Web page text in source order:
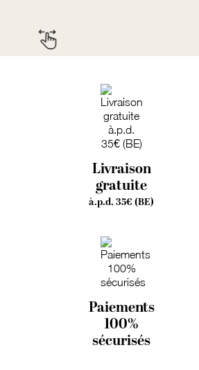
Livraison
gratuite
à.p.d. 35€ (BE)
Paiements
100%
sécurisés